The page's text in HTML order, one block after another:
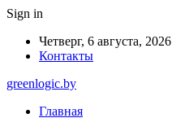
Sign in
Четверг, 6 августа, 2026
Контакты
greenlogic.by
Главная